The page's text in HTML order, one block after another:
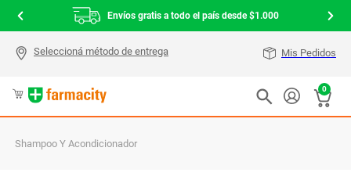
Envíos gratis a todo el país desde $1.000
Mis Pedidos
0
Shampoo Y Acondicionador